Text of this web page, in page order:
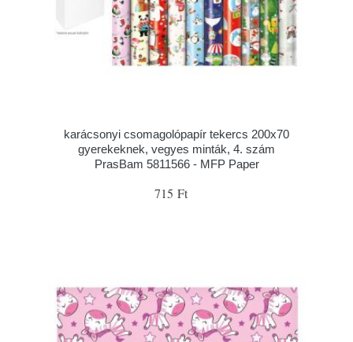
karácsonyi csomagolópapír tekercs 200x70
gyerekeknek, vegyes minták, 4. szám
PrasBam 5811566 - MFP Paper
715 Ft